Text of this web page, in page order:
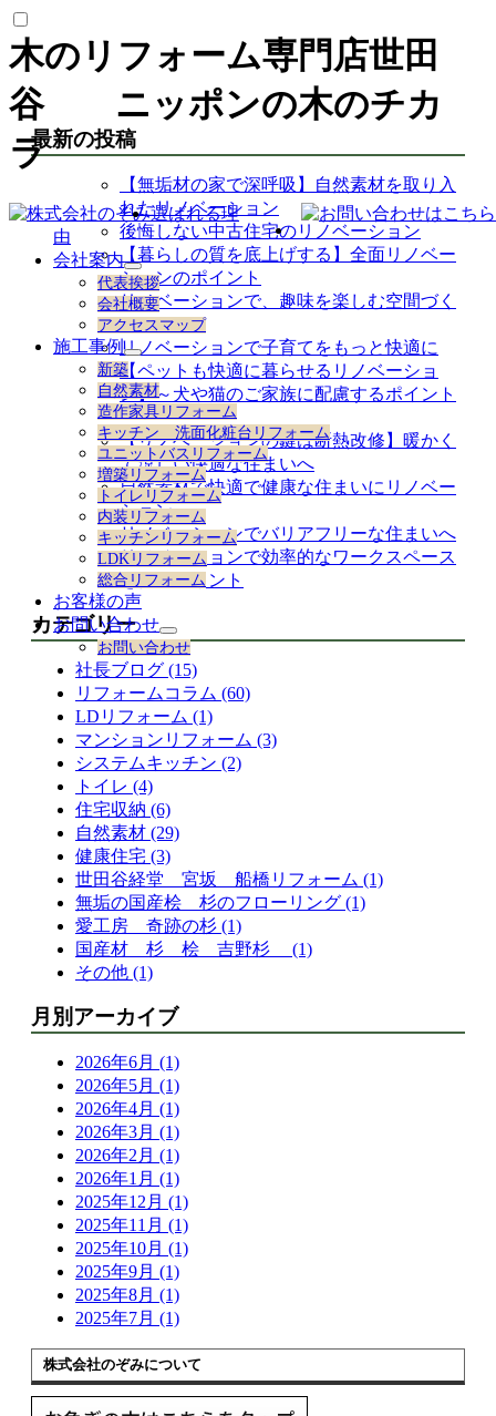
木のリフォーム専門店世田
谷 ニッポンの木のチカ
ラ
選ばれる理
由
会社案内
サ
ブ
メ
ニ
ュ
ー
を
展
開
代表挨拶
会社概要
アクセスマップ
施工事例
サ
ブ
メ
ニ
ュ
ー
を
展
開
新築
自然素材
造作家具リフォーム
キッチン 洗面化粧台リフォーム
ユニットバスリフォーム
増築リフォーム
トイレリフォーム
内装リフォーム
キッチンリフォーム
LDKリフォーム
総合リフォーム
お客様の声
お問い合わせ
サ
ブ
メ
ニ
ュ
ー
を
お問い合わせ
最新の投稿
【無垢材の家で深呼吸】自然素材を取り入
れたリノベーション
後悔しない中古住宅のリノベーション
【暮らしの質を底上げする】全面リノベー
ションのポイント
リノベーションで、趣味を楽しむ空間づく
り
リノベーションで子育てをもっと快適に
【ペットも快適に暮らせるリノベーショ
ン】～犬や猫のご家族に配慮するポイント
～
【リノベーションの鍵は断熱改修】暖かく
て涼しい快適な住まいへ
自然素材で快適で健康な住まいにリノベー
ション
リノベーションでバリアフリーな住まいへ
リノベーションで効率的なワークスペース
を作るポイント
カテゴリー
社長ブログ (15)
リフォームコラム (60)
LDリフォーム (1)
マンションリフォーム (3)
システムキッチン (2)
トイレ (4)
住宅収納 (6)
自然素材 (29)
健康住宅 (3)
世田谷経堂 宮坂 船橋リフォーム (1)
無垢の国産桧 杉のフローリング (1)
愛工房 奇跡の杉 (1)
国産材 杉 桧 吉野杉 (1)
その他 (1)
月別アーカイブ
2026年6月 (1)
2026年5月 (1)
2026年4月 (1)
2026年3月 (1)
2026年2月 (1)
2026年1月 (1)
2025年12月 (1)
2025年11月 (1)
2025年10月 (1)
2025年9月 (1)
2025年8月 (1)
2025年7月 (1)
株式会社のぞみについて